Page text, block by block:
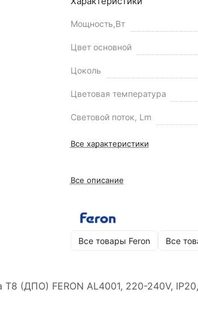
Мощность,Вт
Цвет основной
Цоколь
Цветовая температура
Световой поток, Lm
Все характеристики
Все описание
Все товары Feron Все
(ДПО) FERON AL4001, 220-240V,